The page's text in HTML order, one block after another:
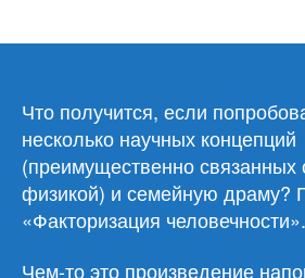
Что получится, если
несколько научных концепций
(преимущественно связанных
физикой) и семейную драму?
«Факторизация человечности».
Чем-то это произведение